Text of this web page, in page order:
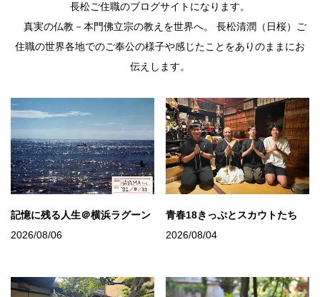
長松ご住職のブログサイトになります。
真実の仏教－本門佛立宗の教えを世界へ。 長松清潤（日桜）ご
住職の世界各地でのご奉公の様子や感じたことをありのままにお
伝えします。
記憶に残る人生＠横浜ラグーン
2026/08/06
青春18きっぷとスカウトたち
2026/08/04